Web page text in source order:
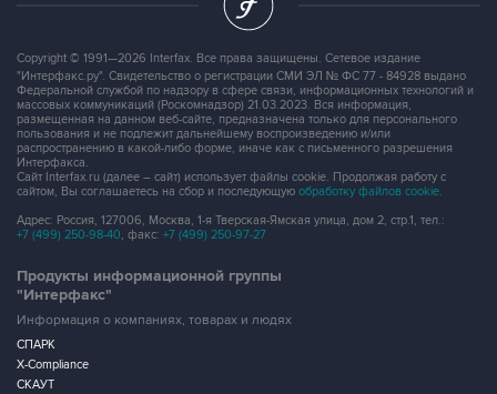
Copyright © 1991—2026 Interfax. Все права защищены. Сетевое издание
"Интерфакс.ру". Свидетельство о регистрации СМИ ЭЛ № ФС 77 - 84928 выдано
Федеральной службой по надзору в сфере связи, информационных технологий и
массовых коммуникаций (Роскомнадзор) 21.03.2023. Вся информация,
размещенная на данном веб-сайте, предназначена только для персонального
пользования и не подлежит дальнейшему воспроизведению и/или
распространению в какой-либо форме, иначе как с письменного разрешения
Интерфакса.
Сайт Interfax.ru (далее – сайт) использует файлы cookie. Продолжая работу с
сайтом, Вы соглашаетесь на сбор и последующую обработку файлов cookie.
Адрес: Россия, 127006, Москва, 1-я Тверская-Ямская улица, дом 2, стр.1, тел.:
+7 (499) 250-98-40, факс: +7 (499) 250-97-27
Продукты информационной группы
"Интерфакс"
Информация о компаниях, товарах и людях
СПАРК
X-Compliance
СКАУТ